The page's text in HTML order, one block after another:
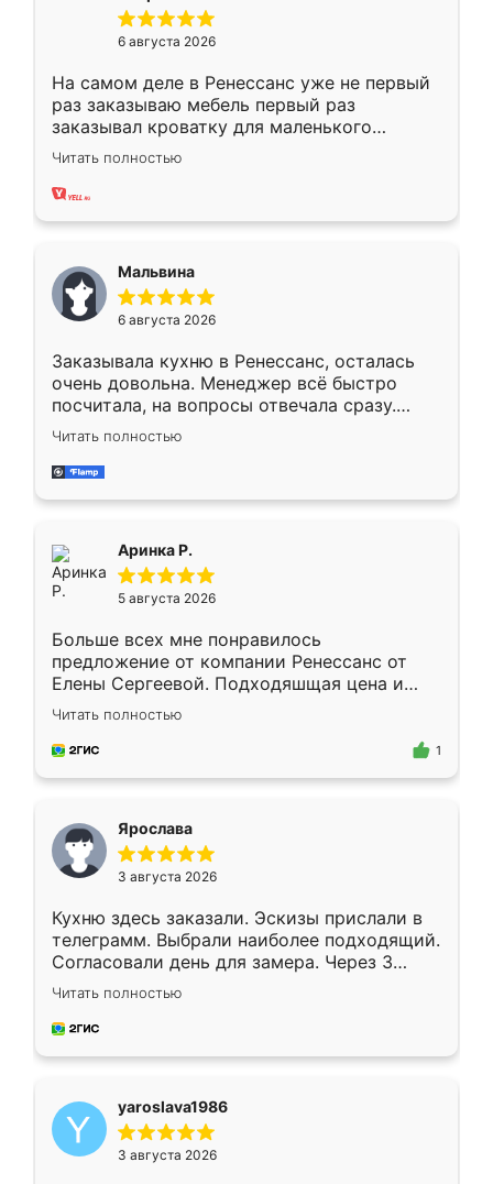
6 августа 2026
На самом деле в Ренессанс уже не первый
раз заказываю мебель первый раз
заказывал кроватку для маленького
ребёнка при его рождении ,во второй раз
заказал шкаф-купе. По качеству очень
хорошее сборка достаточно быстрая,
меньше, здесь же он более разнообразный.
Мне нравится ,если что-то потребуется из
мебели буду заказывать только здесь.
Читать полностью
Мальвина
6 августа 2026
Заказывала кухню в Ренессанс, осталась
очень довольна. Менеджер всё быстро
посчитала, на вопросы отвечала сразу.
Замерщик приехал в субботу, подошёл к
делу со всей ответственностью. Собрали
за день, ребята работали аккуратно, даже
Читать полностью
Аринка Р.
5 августа 2026
Больше всех мне понравилось
предложение от компании Ренессанс от
Елены Сергеевой. Подходяшщая цена и
короткие сроки изготовления. Приехавший
для замера сотрудник Владислав
предложил по моему эскизу самый
Читать полностью
1
Ярослава
3 августа 2026
Кухню здесь заказали. Эскизы прислали в
телеграмм. Выбрали наиболее подходящий.
Согласовали день для замера. Через 3
недели кухня была уже готова. Остались
довольны работой. Спасибо Ренессанс
мебель за качественную работу!
Читать полностью
yaroslava1986
3 августа 2026